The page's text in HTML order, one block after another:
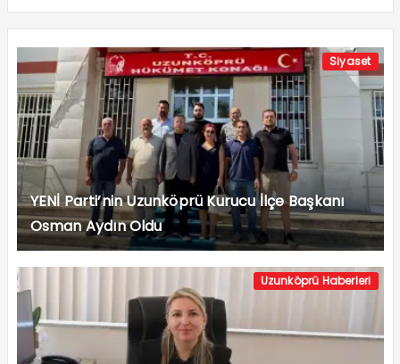
Siyaset
YENİ Parti’nin Uzunköprü Kurucu İlçe Başkanı
Osman Aydın Oldu
Uzunköprü Haberleri